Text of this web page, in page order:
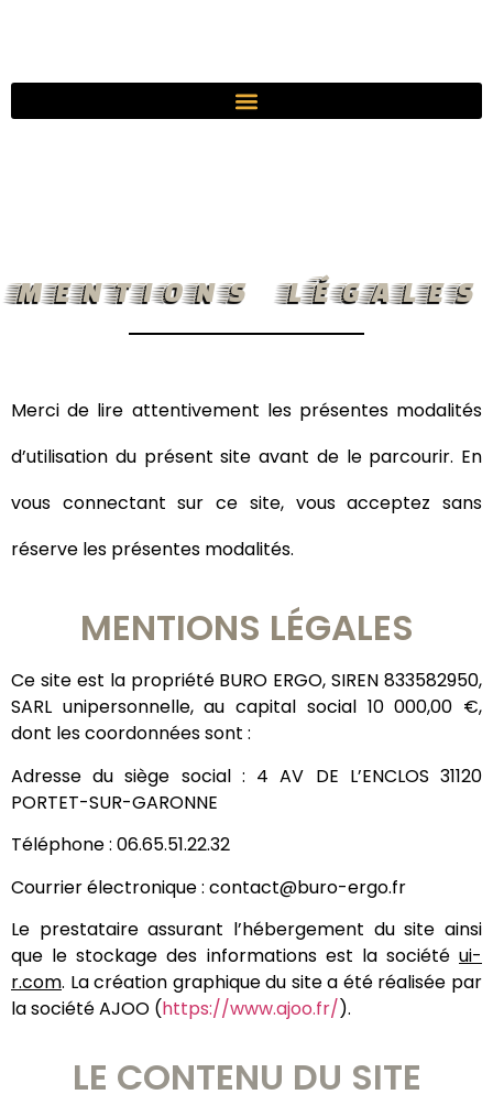
MENTIONS LÉGALES
Merci de lire attentivement les présentes modalités
d’utilisation du présent site avant de le parcourir. En
vous connectant sur ce site, vous acceptez sans
réserve les présentes modalités.
MENTIONS LÉGALES
Ce site est la propriété BURO ERGO, SIREN 833582950,
SARL unipersonnelle, au capital social 10 000,00 €,
dont les coordonnées sont :
Adresse du siège social : 4 AV DE L’ENCLOS 31120
PORTET-SUR-GARONNE
Téléphone : 06.65.51.22.32
Courrier électronique : contact@buro-ergo.fr
Le prestataire assurant l’hébergement du site ainsi
que le stockage des informations est la société ui-
r.com. La création graphique du site a été réalisée par
la société AJOO (https://www.ajoo.fr/).
LE CONTENU DU SITE